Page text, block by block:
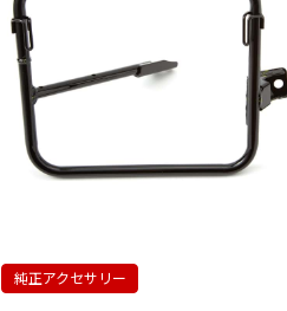
純正アクセサリー